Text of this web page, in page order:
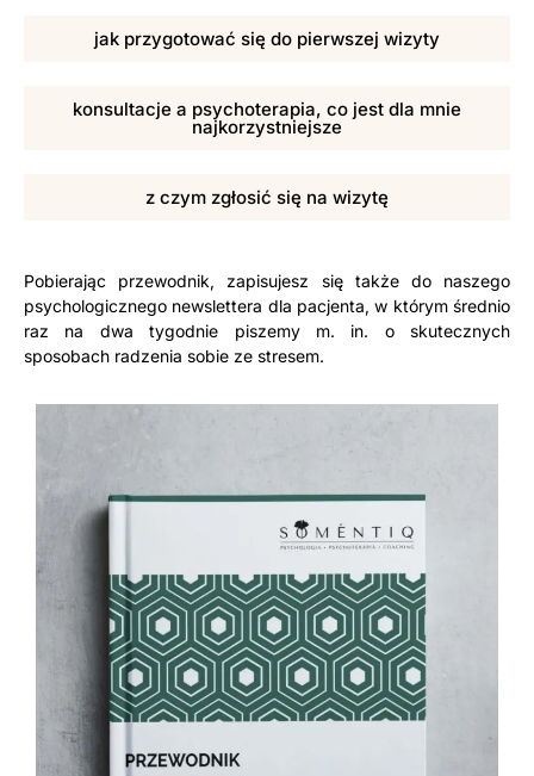
jak przygotować się do pierwszej wizyty
konsultacje a psychoterapia, co jest dla mnie
najkorzystniejsze
z czym zgłosić się na wizytę
Pobierając przewodnik, zapisujesz się także do naszego
psychologicznego newslettera dla pacjenta, w którym średnio
raz na dwa tygodnie piszemy m. in. o skutecznych
sposobach radzenia sobie ze stresem.